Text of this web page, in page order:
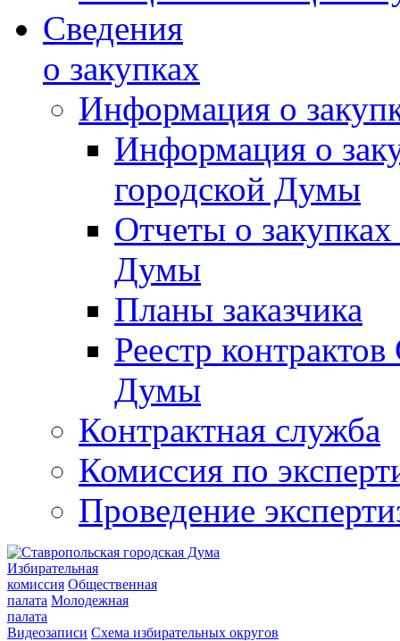
Сведения
о закупках
Информация о
Информация о
городской Думы
Отчеты о
Думы
Планы заказчика
Реестр
Думы
Контрактная служба
Комиссия по
Проведение
Избирательная
комиссия Общественная
палата Молодежная
палата
Видеозаписи Схема избирательных округов